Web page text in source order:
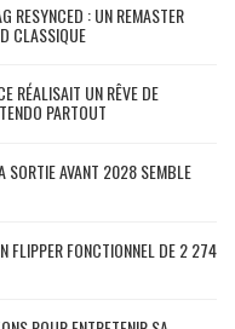
RESYNCED : UN REMASTER
CLASSIQUE
RÉALISAIT UN RÊVE DE
PARTOUT
SORTIE AVANT 2028 SEMBLE
FLIPPER FONCTIONNEL DE 2 274